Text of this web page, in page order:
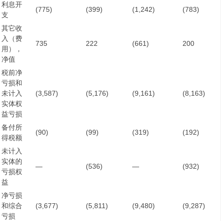
利息开
支
(775) (399) (1,242) (783)
其它收
入（费
用），
净值
735 222 (661) 200
税前净
亏损和
未计入
实体权
益亏损
(3,587) (5,176) (9,161) (8,163)
备付所
得税额
(90) (99) (319) (192)
未计入
实体的
亏损权
益
— (536) — (932)
净亏损
和综合
亏损
(3,677) (5,811) (9,480) (9,287)